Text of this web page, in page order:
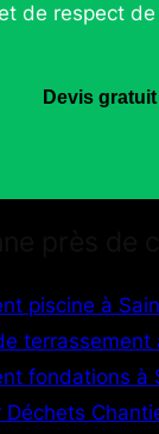
de respect de
Devis gratuit
piscine à
terrassement
fondations à
Déchets